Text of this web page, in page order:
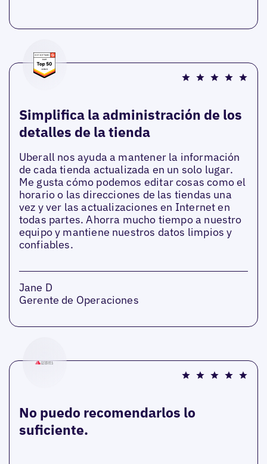
Simplifica la administración de los
detalles de la tienda
Uberall nos ayuda a mantener la información
de cada tienda actualizada en un solo lugar.
Me gusta cómo podemos editar cosas como el
horario o las direcciones de las tiendas una
vez y ver las actualizaciones en Internet en
todas partes. Ahorra mucho tiempo a nuestro
equipo y mantiene nuestros datos limpios y
confiables.
Jane D
Gerente de Operaciones
No puedo recomendarlos lo
suficiente.